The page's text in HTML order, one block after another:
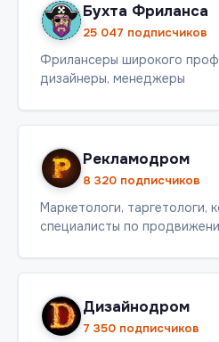
Бухта Фриланса
25 047 подписчиков
Фрилансеры широкого
дизайнеры, менеджеры
Рекламодром
8 320 подписчиков
Маркетологи, таргетологи,
специалисты по
Дизайнодром
7 350 подписчиков